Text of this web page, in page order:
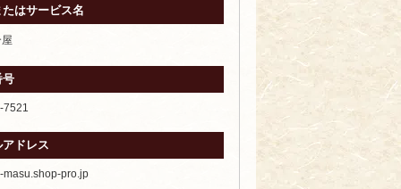
はサービス名
号
7521
ドレス
masu.shop-pro.jp